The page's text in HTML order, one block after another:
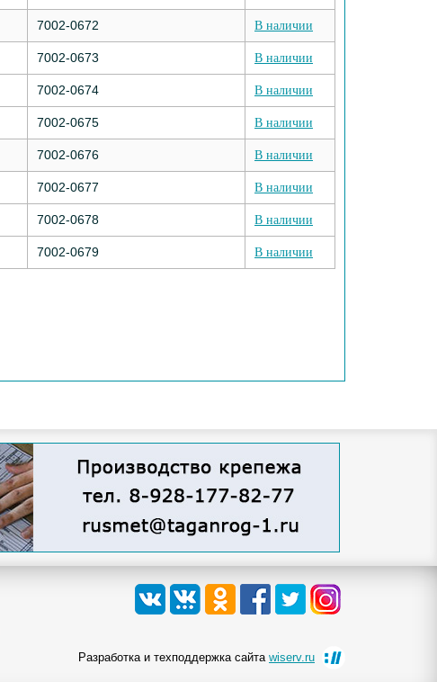
7002-0672 В наличии
7002-0673 В наличии
7002-0674 В наличии
7002-0675 В наличии
7002-0676 В наличии
7002-0677 В наличии
7002-0678 В наличии
7002-0679 В наличии
Разработка и техподдержка сайта wiserv.ru